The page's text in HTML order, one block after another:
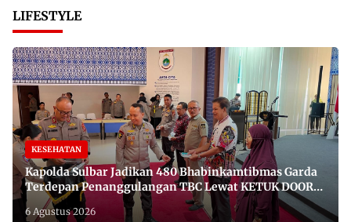
LIFESTYLE
KESEHATAN
Kapolda Sulbar Jadikan 480 Bhabinkamtibmas Garda
Terdepan Penanggulangan TBC Lewat KETUK DOORS
di 650 Desa
6 Agustus 2026